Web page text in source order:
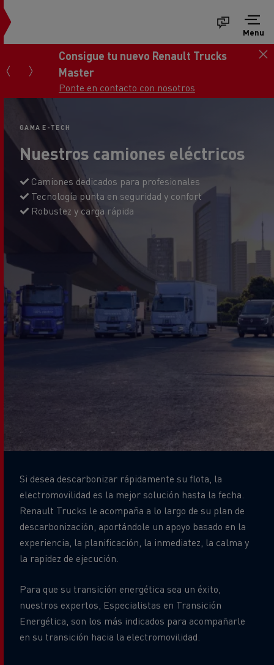
Menu
Consigue tu nuevo Renault Trucks
Master
Ponte en contacto con nosotros
GAMA E-TECH
Nuestros camiones eléctricos
Camiones dedicados para profesionales
Tecnología punta en seguridad y confort
Robustez y carga rápida
Si desea descarbonizar rápidamente su flota, la
electromovilidad es la mejor solución hasta la fecha.
Renault Trucks le acompaña a lo largo de su plan de
descarbonización, aportándole un apoyo basado en la
experiencia, la planificación, la inmediatez, la calma y
la rapidez de ejecución.
Para que su transición energética sea un éxito,
nuestros expertos, Especialistas en Transición
Energética, son los más indicados para acompañarle
en su transición hacia la electromovilidad.